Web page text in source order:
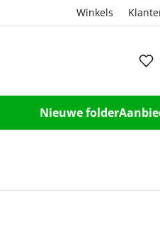
Winkels
Nieuwe folder